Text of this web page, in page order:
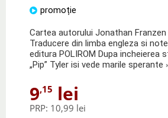
promoție
Cartea autorului Jonathan Franzen
Traducere din limba engleza si
editura POLIROM Dupa incheierea
„Pip” Tyler isi vede marile sperante
9,15 lei
PRP: 10,99 lei